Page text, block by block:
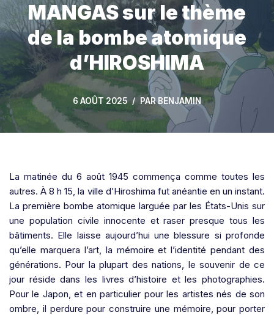
MANGAS sur le thème
de la bombe atomique
d’HIROSHIMA
6 AOÛT 2025 PARBENJAMIN
La matinée du 6 août 1945 commença comme toutes les
autres. À 8 h 15, la ville d’Hiroshima fut anéantie en un instant.
La première bombe atomique larguée par les États-Unis sur
une population civile innocente et raser presque tous les
bâtiments. Elle laisse aujourd’hui une blessure si profonde
qu’elle marquera l’art, la mémoire et l’identité pendant des
générations. Pour la plupart des nations, le souvenir de ce
jour réside dans les livres d’histoire et les photographies.
Pour le Japon, et en particulier pour les artistes nés de son
ombre, il perdure pour construire une mémoire, pour porter